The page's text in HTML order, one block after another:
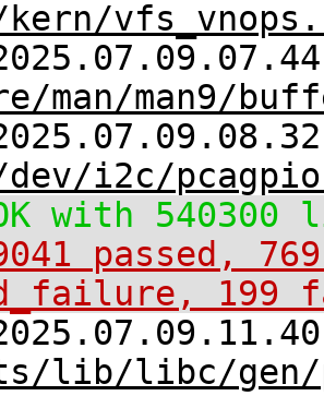
man/man9/
i2c/
with 540300
passed,
199
lib/libc/gen/